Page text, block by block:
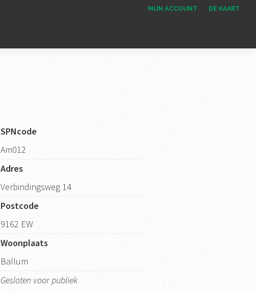
MIJN ACCOUNT DE KAART
SPNcode
Am012
Adres
Verbindingsweg 14
Postcode
9162 EW
Woonplaats
Ballum
Gesloten voor publiek